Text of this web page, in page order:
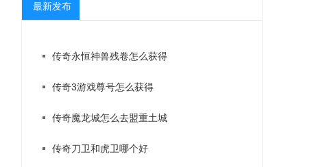
最新发布
传奇永恒神兽残卷怎么获得
传奇3游戏尊号怎么获得
传奇魔龙城怎么去盟重土城
传奇刀卫和虎卫哪个好